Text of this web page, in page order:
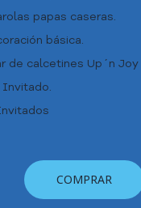
papas caseras.
básica.
de calcetines Up´n Joy
Invitado.
COMPRAR